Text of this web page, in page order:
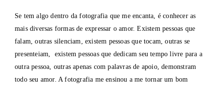
Se tem algo dentro da fotografia que me encanta, é conhecer as
mais diversas formas de expressar o amor. Existem pessoas que
falam, outras silenciam, existem pessoas que tocam, outras se
presenteiam, existem pessoas que dedicam seu tempo livre para a
outra pessoa, outras apenas com palavras de apoio, demonstram
todo seu amor. A fotografia me ensinou a me tornar um bom